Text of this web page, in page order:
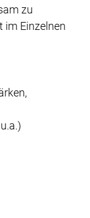
zu
im Einzelnen